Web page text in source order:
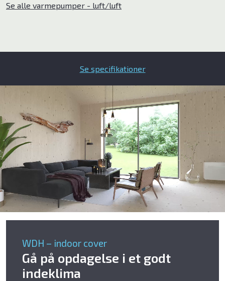
Bliv klog på god luft
Om Klimabrands
Varmepumpeguide
Se alle varmepumper - luft/luft
Se specifikationer
WDH – indoor cover
Gå på opdagelse i et godt
indeklima